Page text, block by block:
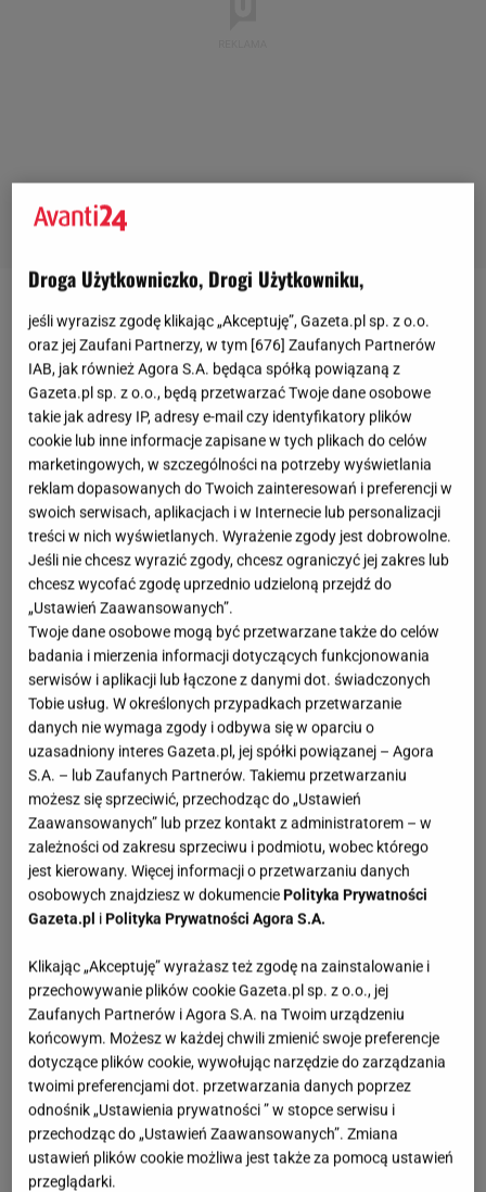
Droga Użytkowniczko, Drogi Użytkowniku,
jeśli wyrazisz zgodę klikając „Akceptuję”, Gazeta.pl sp. z o.o.
oraz jej Zaufani Partnerzy, w tym [676] Zaufanych Partnerów
IAB, jak również Agora S.A. będąca spółką powiązaną z
Gazeta.pl sp. z o.o., będą przetwarzać Twoje dane osobowe
takie jak adresy IP, adresy e-mail czy identyfikatory plików
cookie lub inne informacje zapisane w tych plikach do celów
marketingowych, w szczególności na potrzeby wyświetlania
reklam dopasowanych do Twoich zainteresowań i preferencji w
swoich serwisach, aplikacjach i w Internecie lub personalizacji
treści w nich wyświetlanych. Wyrażenie zgody jest dobrowolne.
Jeśli nie chcesz wyrazić zgody, chcesz ograniczyć jej zakres lub
chcesz wycofać zgodę uprzednio udzieloną przejdź do
„Ustawień Zaawansowanych”.
Twoje dane osobowe mogą być przetwarzane także do celów
badania i mierzenia informacji dotyczących funkcjonowania
serwisów i aplikacji lub łączone z danymi dot. świadczonych
Tobie usług. W określonych przypadkach przetwarzanie
danych nie wymaga zgody i odbywa się w oparciu o
uzasadniony interes Gazeta.pl, jej spółki powiązanej – Agora
S.A. – lub Zaufanych Partnerów. Takiemu przetwarzaniu
możesz się sprzeciwić, przechodząc do „Ustawień
Zaawansowanych” lub przez kontakt z administratorem – w
zależności od zakresu sprzeciwu i podmiotu, wobec którego
jest kierowany. Więcej informacji o przetwarzaniu danych
osobowych znajdziesz w dokumencie Polityka Prywatności
Gazeta.pl i Polityka Prywatności Agora S.A.
Klikając „Akceptuję” wyrażasz też zgodę na zainstalowanie i
przechowywanie plików cookie Gazeta.pl sp. z o.o., jej
Zaufanych Partnerów i Agora S.A. na Twoim urządzeniu
końcowym. Możesz w każdej chwili zmienić swoje preferencje
dotyczące plików cookie, wywołując narzędzie do zarządzania
twoimi preferencjami dot. przetwarzania danych poprzez
odnośnik „Ustawienia prywatności ” w stopce serwisu i
przechodząc do „Ustawień Zaawansowanych”. Zmiana
ustawień plików cookie możliwa jest także za pomocą ustawień
przeglądarki.